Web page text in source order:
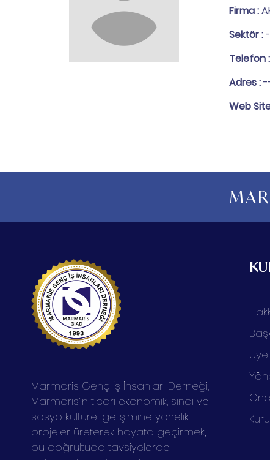
Firma :
Sektör :
Telefon :
Adres :
Web
Marmaris Genç İş İnsanları Derneği,
Marmaris’in ticari ekonomik, sınai ve
sosyo kültürel gelişimine yönelik
projeler üreterek hayata geçirmek,
bu doğrultuda tavsiyelerde